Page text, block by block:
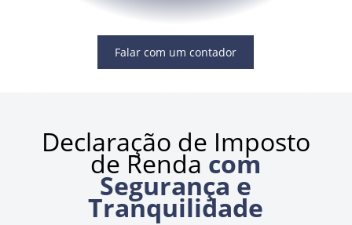
Falar com um contador
Declaração de Imposto
de Renda com
Segurança e
Tranquilidade